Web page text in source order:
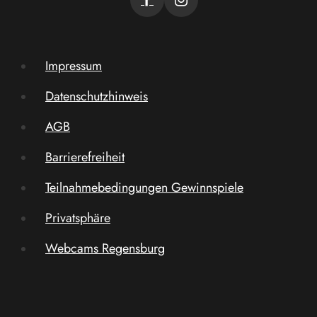
Impressum
Datenschutzhinweis
AGB
Barrierefreiheit
Teilnahmebedingungen Gewinnspiele
Privatsphäre
Webcams Regensburg